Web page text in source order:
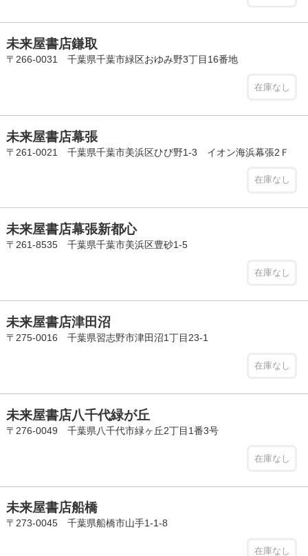
未来屋書店鎌取
〒266-0031 千葉県千葉市緑区おゆみ野3丁目16番地
在庫なし
未来屋書店幕張
〒261-0021 千葉県千葉市美浜区ひび野1-3 イオン海浜幕張2Ｆ
在庫なし
未来屋書店幕張新都心
〒261-8535 千葉県千葉市美浜区豊砂1-5
在庫なし
未来屋書店津田沼
〒275-0016 千葉県習志野市津田沼1丁目23-1
在庫なし
未来屋書店八千代緑が丘
〒276-0049 千葉県八千代市緑ヶ丘2丁目1番3号
在庫なし
未来屋書店船橋
〒273-0045 千葉県船橋市山手1-1-8
在庫なし